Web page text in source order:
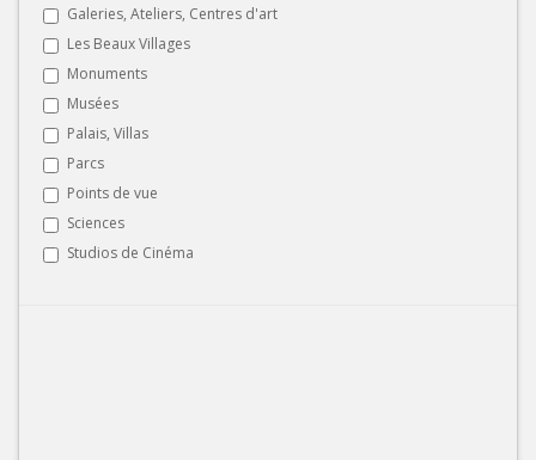
Galeries, Ateliers, Centres d'art
Les Beaux Villages
Monuments
Musées
Palais, Villas
Parcs
Points de vue
Sciences
Studios de Cinéma